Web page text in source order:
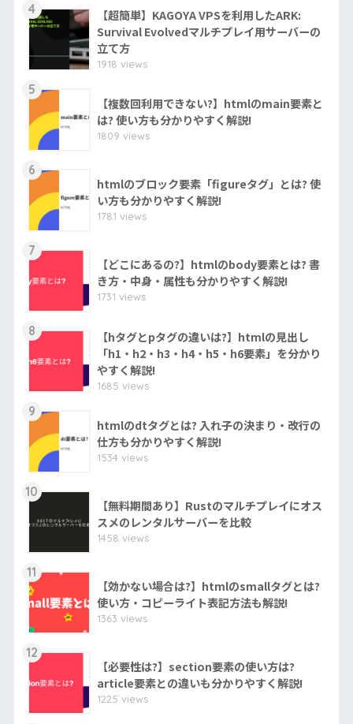
4
【超簡単】KAGOYA VPSを利用したARK:
Survival Evolvedマルチプレイ用サーバーの
立て方
1918 views
5
【複数回利用できない?】htmlのmain要素と
は? 使い方も分かりやすく解説!
1809 views
6
htmlのブロック要素「figureタグ」とは? 使
い方も分かりやすく解説!
1781 views
7
【どこにあるの?】htmlのbody要素とは? 書
き方・中身・属性も分かりやすく解説!
1731 views
8
【hタグとpタグの違いは?】htmlの見出し
「h1・h2・h3・h4・h5・h6要素」を分かり
やすく解説!
1685 views
9
htmlのdtタグとは? 入れ子の決まり・改行の
仕方も分かりやすく解説!
1534 views
10
【無料期間あり】Rustのマルチプレイにオス
スメのレンタルサーバーを比較
1458 views
11
【効かない場合は?】htmlのsmallタグとは?
使い方・コピーライト表記方法も解説!
1363 views
12
【必要性は?】section要素の使い方は?
article要素との違いも分かりやすく解説!
1225 views